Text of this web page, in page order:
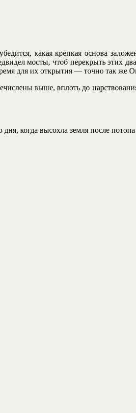
какая крепкая основа
мосты, чтоб перекрыть этих
для их открытия — точно так
выше, вплоть до
когда высохла земля после потопа